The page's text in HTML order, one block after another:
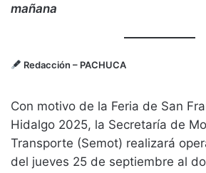
mañana
Redacción – PACHUCA
Con motivo de la Feria de San
Hidalgo 2025, la Secretaría de
Transporte (Semot) realizará
del jueves 25 de septiembre al